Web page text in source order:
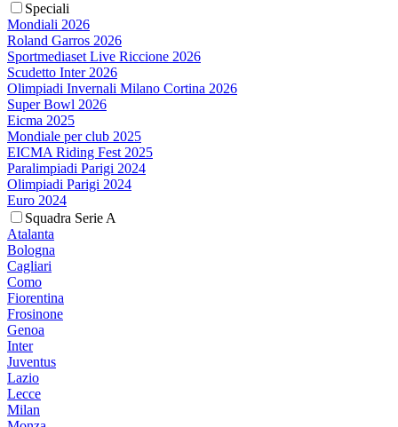
Speciali
Mondiali 2026
Roland Garros 2026
Sportmediaset Live Riccione 2026
Scudetto Inter 2026
Olimpiadi Invernali Milano Cortina 2026
Super Bowl 2026
Eicma 2025
Mondiale per club 2025
EICMA Riding Fest 2025
Paralimpiadi Parigi 2024
Olimpiadi Parigi 2024
Euro 2024
Squadra Serie A
Atalanta
Bologna
Cagliari
Como
Fiorentina
Frosinone
Genoa
Inter
Juventus
Lazio
Lecce
Milan